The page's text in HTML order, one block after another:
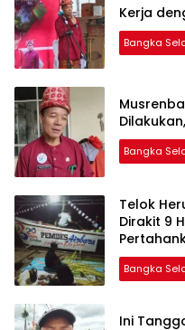
Kerja
Bangka
Bangka
Telok
Dirakit 9
Bangka
Ini